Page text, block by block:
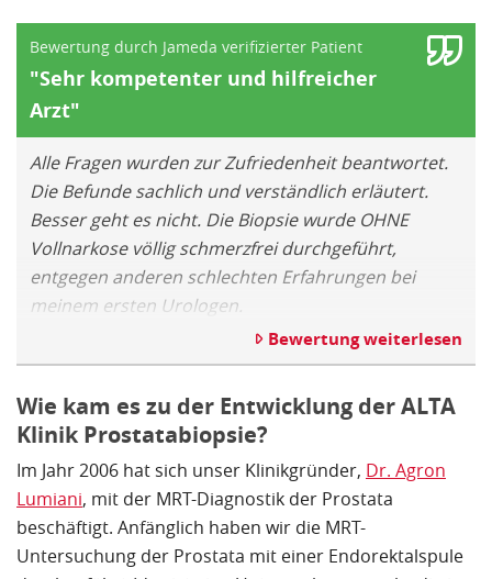
Bewertung durch Jameda verifizierter Patient
"Sehr kompetenter und hilfreicher
Arzt"
Alle Fragen wurden zur Zufriedenheit beantwortet.
Die Befunde sachlich und verständlich erläutert.
Besser geht es nicht. Die Biopsie wurde OHNE
Vollnarkose völlig schmerzfrei durchgeführt,
entgegen anderen schlechten Erfahrungen bei
meinem ersten Urologen.
Bewertung weiterlesen
Wie kam es zu der Entwicklung der ALTA
Klinik Prostatabiopsie?
Im Jahr 2006 hat sich unser Klinikgründer, Dr. Agron
Lumiani, mit der MRT-Diagnostik der Prostata
beschäftigt. Anfänglich haben wir die MRT-
Untersuchung der Prostata mit einer Endorektalspule